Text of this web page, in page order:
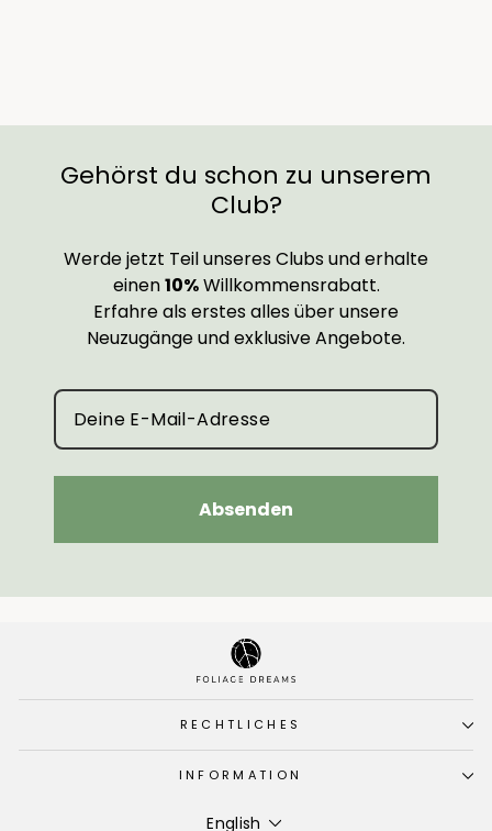
Gehörst du schon zu unserem
Club?
Werde jetzt Teil unseres Clubs und erhalte
einen10%Willkommensrabatt.
Erfahre als erstes alles über unsere
Neuzugänge und exklusive Angebote.
Absenden
RECHTLICHES
INFORMATION
Language
English